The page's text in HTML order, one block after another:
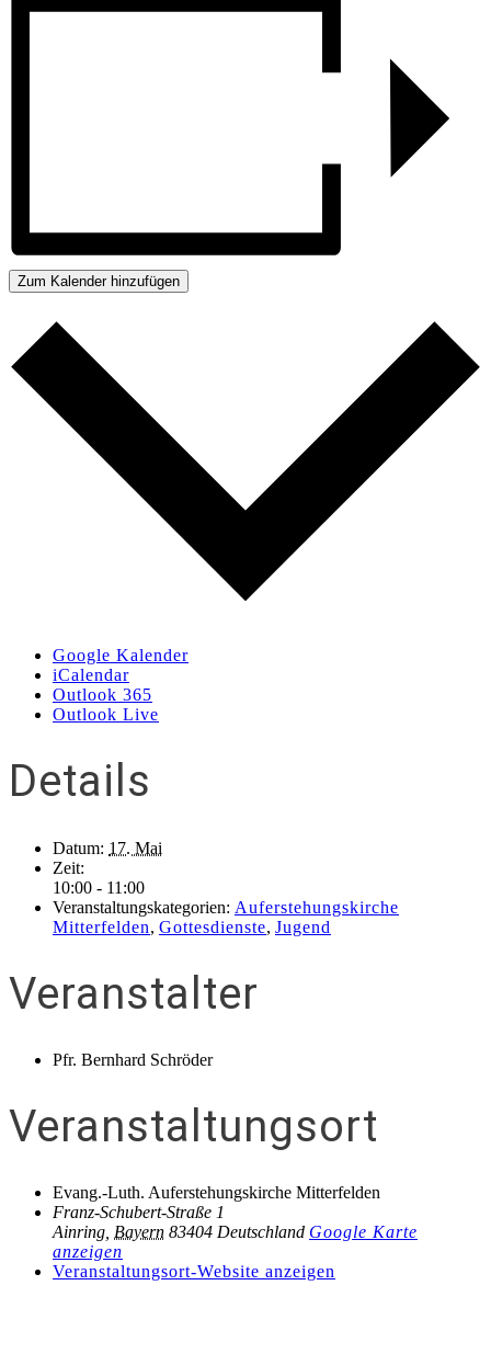
Zum Kalender hinzufügen
Google Kalender
iCalendar
Outlook 365
Outlook Live
Details
Datum: 17. Mai
Zeit:
10:00 - 11:00
Veranstaltungskategorien: Auferstehungskirche
Mitterfelden, Gottesdienste, Jugend
Veranstalter
Pfr. Bernhard Schröder
Veranstaltungsort
Evang.-Luth. Auferstehungskirche Mitterfelden
Franz-Schubert-Straße 1
Ainring Bayern 83404 Deutschland Google Karte
anzeigen
Veranstaltungsort-Website anzeigen